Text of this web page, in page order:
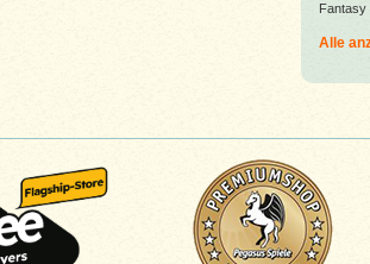
Fantasy
Alle